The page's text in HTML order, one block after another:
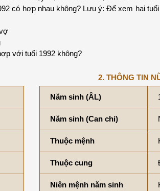
có hợp nhau không? Lưu ý: Để xem hai
với tuổi 1992 không?
2. THÔNG TIN
Năm sinh (ÂL)
Năm sinh (Can chi)
Thuộc mệnh
Thuộc cung
Niên mệnh năm sinh